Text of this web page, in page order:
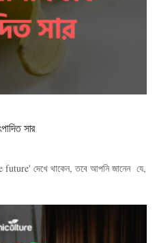
সার
future' দেখে থাকেন, তবে আপনি জানেন যে,